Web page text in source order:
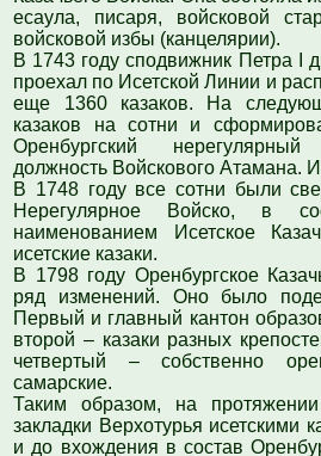
есаула, писаря, войсковой
войсковой избы (канцелярии).
В 1743 году сподвижник Петра I
проехал по Исетской Линии и
еще 1360 казаков. На
казаков на сотни и
Оренбургский
должность Войскового Атамана.
В 1748 году все сотни были
Нерегулярное Войско, в
наименованием Исетское
исетские казаки.
В 1798 году Оренбургское
ряд изменений. Оно было
Первый и главный кантон
второй – казаки разных
четвертый – собственно
самарские.
Таким образом, на
закладки Верхотурья исетскими
и до вхождения в состав